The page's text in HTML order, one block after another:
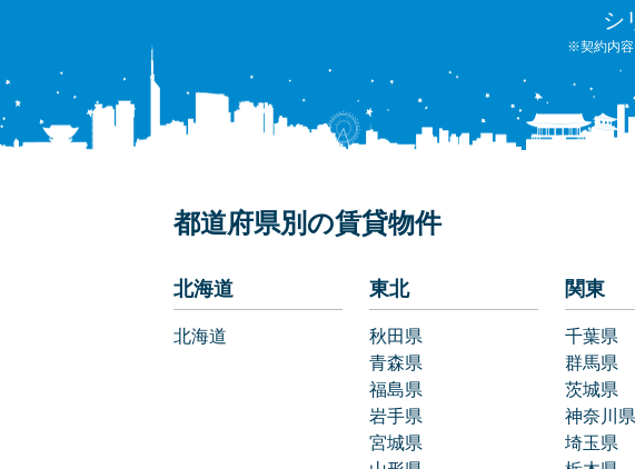
シ
※契約内容
都道府県別の賃貸物件
北海道
北海道
東北
秋田県
青森県
福島県
岩手県
宮城県
関東
千葉県
群馬県
茨城県
神奈川県
埼玉県